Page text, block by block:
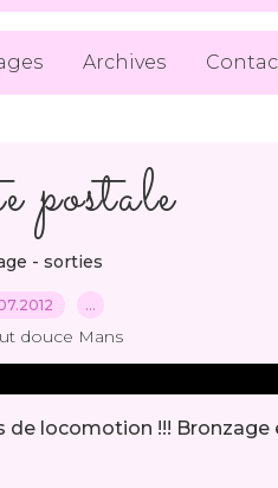
Archives
postale
- sorties
…
douce Mans
locomotion !!! Bronzage